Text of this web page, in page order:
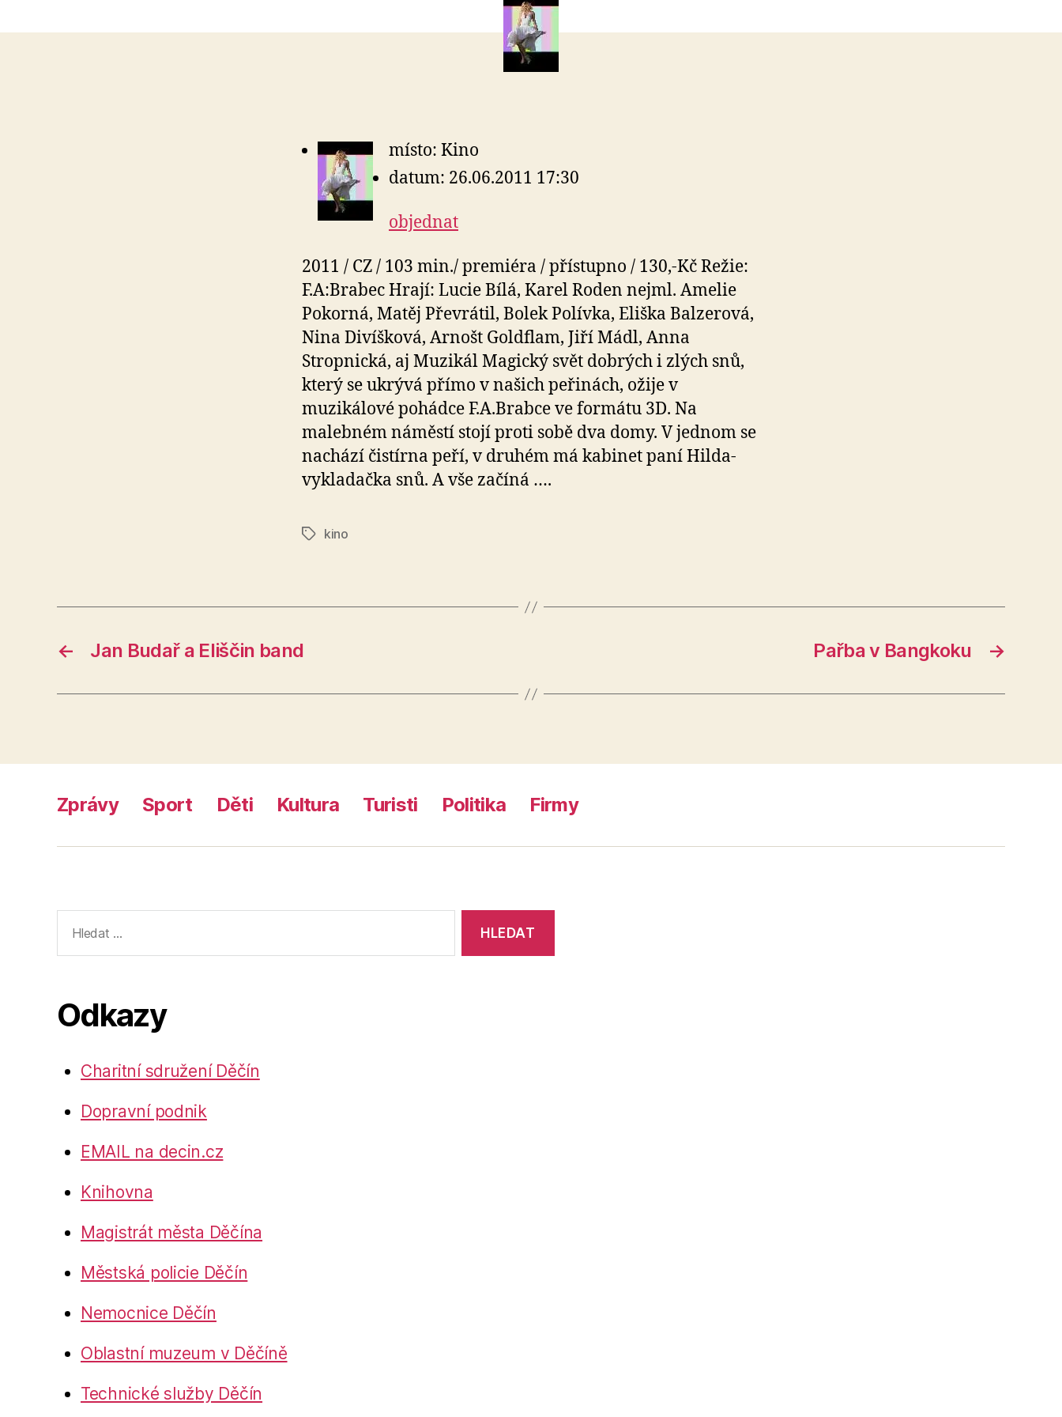
místo: Kino
datum: 26.06.2011 17:30
objednat
2011 / CZ / 103 min./ premiéra / přístupno / 130,-Kč Režie:
F.A:Brabec Hrají: Lucie Bílá, Karel Roden nejml. Amelie
Pokorná, Matěj Převrátil, Bolek Polívka, Eliška Balzerová,
Nina Divíšková, Arnošt Goldflam, Jiří Mádl, Anna
Stropnická, aj Muzikál Magický svět dobrých i zlých snů,
který se ukrývá přímo v našich peřinách, ožije v
muzikálové pohádce F.A.Brabce ve formátu 3D. Na
malebném náměstí stojí proti sobě dva domy. V jednom se
nachází čistírna peří, v druhém má kabinet paní Hilda-
vykladačka snů. A vše začíná ….
Štítkykino
← Jan Budař a Eliščin band →
Pařba v Bangkoku
Zprávy Sport Děti Kultura Turisti Politika Firmy
vyhledávání:
Odkazy
Charitní sdružení Děčín
Dopravní podnik
EMAIL na decin.cz
Knihovna
Magistrát města Děčína
Městská policie Děčín
Nemocnice Děčín
Oblastní muzeum v Děčíně
Technické služby Děčín